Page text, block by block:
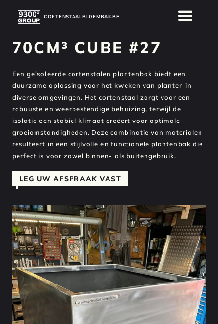
CORTENSTAALBLOEMBAK.BE
70CM³ CUBE #27
Een geïsoleerde cortenstalen plantenbak biedt een
duurzame oplossing voor het kweken van planten in
diverse omgevingen. Het cortenstaal zorgt voor een
robuuste en weerbestendige behuizing, terwijl de
isolatie een stabiel klimaat creëert voor optimale
groeiomstandigheden. Deze combinatie van materialen
resulteert in een stijlvolle en functionele plantenbak die
perfect is voor zowel binnen- als buitengebruik.
LEG UW AFSPRAAK VAST